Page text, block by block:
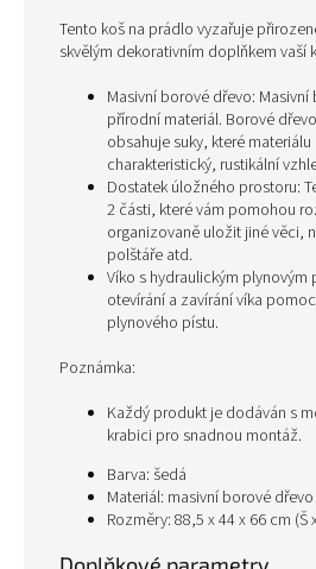
Tento koš na prádlo vyzařuje
skvělým dekorativním doplňkem vaší
Masivní borové dřevo:
přírodní materiál. Borové
obsahuje suky, které
charakteristický, rustikální
Dostatek úložného prostoru:
2 části, které vám pomohou
organizovaně uložit jiné věci,
polštáře atd.
Víko s hydraulickým plynovým
otevírání a zavírání víka
plynového pístu.
Poznámka:
Každý produkt je dodáván s
krabici pro snadnou montáž.
Barva: šedá
Materiál: masivní borové dřevo
Rozměry: 88,5 x 44 x 66 cm (Š